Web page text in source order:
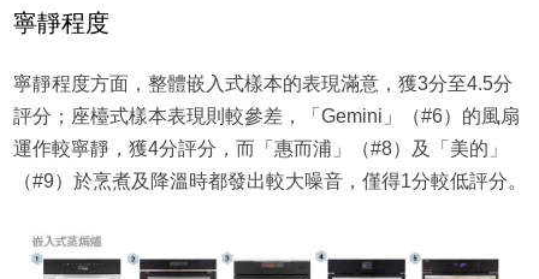
寧靜程度
寧靜程度方面，整體嵌入式樣本的表現滿意，獲3分至4.5分
評分；座檯式樣本表現則較參差，「Gemini」（#6）的風扇
運作較寧靜，獲4分評分，而「惠而浦」（#8）及「美的」
（#9）於烹煮及降溫時都發出較大噪音，僅得1分較低評分。